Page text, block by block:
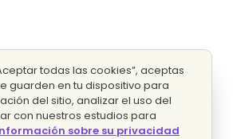
todas las cookies”, aceptas
guarden en tu dispositivo para
del sitio, analizar el uso del
con nuestros estudios para
sobre su privacidad